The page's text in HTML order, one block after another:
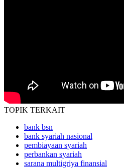
TOPIK TERKAIT
bank bsn
bank syariah nasional
pembiayaan syariah
perbankan syariah
sarana multigriya finansial